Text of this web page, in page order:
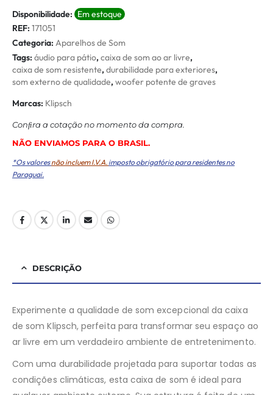
Disponibilidade: Em estoque
REF: 171051
Categoria: Aparelhos de Som
Tags: áudio para pátio,caixa de som ao ar livre,
caixa de som resistente,durabilidade para exteriores,
som externo de qualidade,woofer potente de graves
Marcas: Klipsch
Conﬁra a cotação no momento da compra.
NÃO ENVIAMOS PARA O BRASIL.
*Os valoresnão incluem I.V.A. imposto obrigatório para residentes no
Paraguai.
DESCRIÇÃO
Experimente a qualidade de som excepcional da caixa
de som Klipsch, perfeita para transformar seu espaço ao
ar livre em um verdadeiro ambiente de entretenimento.
Com uma durabilidade projetada para suportar todas as
condições climáticas, esta caixa de som é ideal para